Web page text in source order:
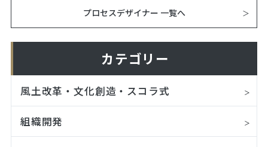
プロセスデザイナー 一覧へ
カテゴリー
風土改革・文化創造・スコラ式
組織開発